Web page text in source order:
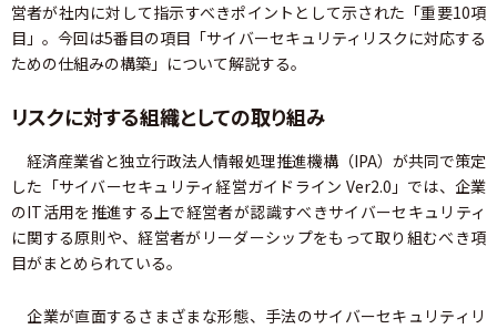
営者が社内に対して指示すべきポイントとして示された「重要10項
目」。今回は5番目の項目「サイバーセキュリティリスクに対応する
ための仕組みの構築」について解説する。
リスクに対する組織としての取り組み
経済産業省と独立行政法人情報処理推進機構（IPA）が共同で策定
した「サイバーセキュリティ経営ガイドライン Ver2.0」では、企業
のIT活用を推進する上で経営者が認識すべきサイバーセキュリティ
に関する原則や、経営者がリーダーシップをもって取り組むべき項
目がまとめられている。
企業が直面するさまざまな形態、手法のサイバーセキュリティリ